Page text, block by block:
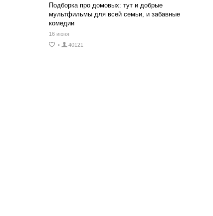
Подборка про домовых: тут и добрые
мультфильмы для всей семьи, и забавные
комедии
16 июня
•
40121